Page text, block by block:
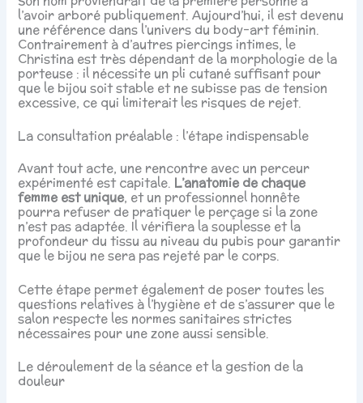
l’avoir arboré publiquement. Aujourd’hui, il est devenu
une référence dans l’univers du body-art féminin.
Contrairement à d’autres piercings intimes, le
Christina est très dépendant de la morphologie de la
porteuse : il nécessite un pli cutané suffisant pour
que le bijou soit stable et ne subisse pas de tension
excessive, ce qui limiterait les risques de rejet.
La consultation préalable : l’étape indispensable
Avant tout acte, une rencontre avec un perceur
expérimenté est capitale. L’anatomie de chaque
femme est unique, et un professionnel honnête
pourra refuser de pratiquer le perçage si la zone
n’est pas adaptée. Il vérifiera la souplesse et la
profondeur du tissu au niveau du pubis pour garantir
que le bijou ne sera pas rejeté par le corps.
Cette étape permet également de poser toutes les
questions relatives à l’hygiène et de s’assurer que le
salon respecte les normes sanitaires strictes
nécessaires pour une zone aussi sensible.
Le déroulement de la séance et la gestion de la
douleur